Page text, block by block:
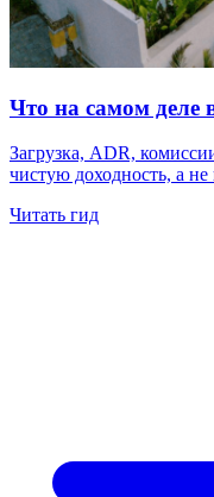
Что на самом деле
Загрузка, ADR,
чистую доходность, а не
Читать гид